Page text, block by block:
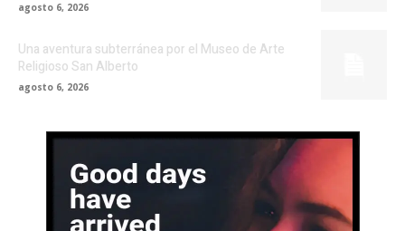
agosto 6, 2026
Una aventura subterránea por el Museo de Arte
Religioso San Alberto
agosto 6, 2026